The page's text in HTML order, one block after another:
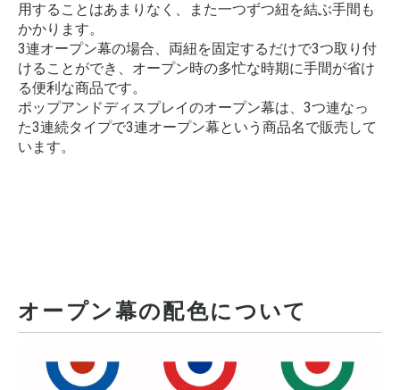
用することはあまりなく、また一つずつ紐を結ぶ手間も
かかります。
3連オープン幕の場合、両紐を固定するだけで3つ取り付
けることができ、オープン時の多忙な時期に手間が省け
る便利な商品です。
ポップアンドディスプレイのオープン幕は、3つ連なっ
た3連続タイプで3連オープン幕という商品名で販売して
います。
オープン幕の配色について